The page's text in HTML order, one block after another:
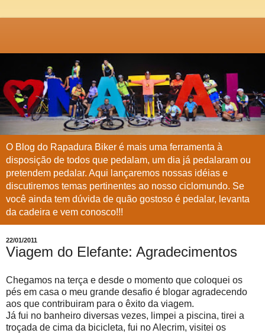
O Blog do Rapadura Biker é mais uma ferramenta à
disposição de todos que pedalam, um dia já pedalaram ou
pretendem pedalar. Aqui lançaremos nossas idéias e
discutiremos temas pertinentes ao nosso ciclomundo. Se
você ainda tem dúvida de quão gostoso é pedalar, levanta
da cadeira e vem conosco!!!
22/01/2011
Viagem do Elefante: Agradecimentos
Chegamos na terça e desde o momento que coloquei os
pés em casa o meu grande desafio é blogar agradecendo
aos que contribuiram para o êxito da viagem.
Já fui no banheiro diversas vezes, limpei a piscina, tirei a
troçada de cima da bicicleta, fui no Alecrim, visitei os